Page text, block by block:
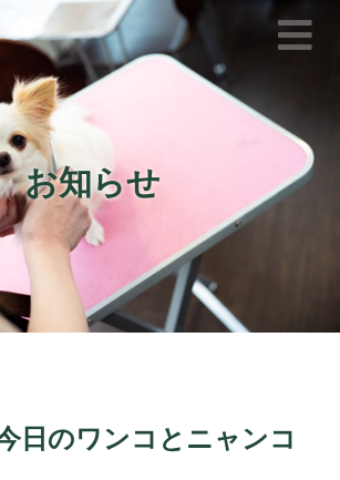
お知らせ
日のワンコとニャンコ